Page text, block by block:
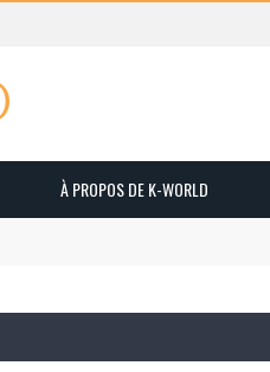
À PROPOS DE K-WORLD